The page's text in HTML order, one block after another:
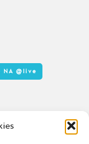
NA @live